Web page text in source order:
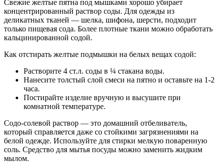
Свежие желтые пятна под мышками хорошо убирает
концентрированный раствор соды. Для одежды из
деликатных тканей — шелка, шифона, шерсти, подходит
только пищевая сода. Более плотные ткани можно обработать
кальцинированной содой.
Как отстирать желтые подмышки на белых вещах содой:
Растворите 4 ст.л. соды в ¼ стакана воды.
Нанесите толстый слой смеси на пятно и оставьте на 1-2
часа.
Постирайте изделие вручную и высушите при
комнатной температуре.
Содо-солевой раствор — это домашний отбеливатель,
который справляется даже со стойкими загрязнениями на
белой одежде. Используйте для стирки мелкую поваренную
соль. Средство для мытья посуды можно заменить жидким
мылом.